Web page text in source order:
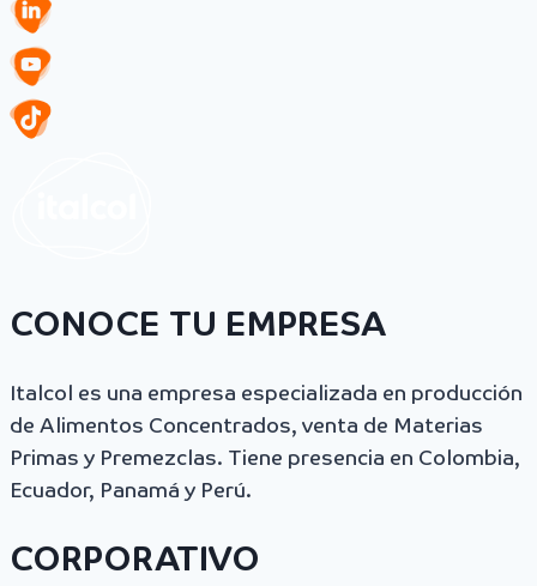
CONOCE TU EMPRESA
Italcol es una empresa especializada en producción
de Alimentos Concentrados, venta de Materias
Primas y Premezclas. Tiene presencia en Colombia,
Ecuador, Panamá y Perú.
CORPORATIVO